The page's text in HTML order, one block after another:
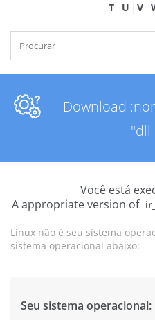
T
U V
Download
"dll
Você está
A appropriate version of
Linux não é seu sistema
sistema operacional abaixo:
Seu sistema operacional: